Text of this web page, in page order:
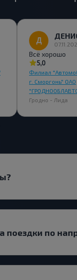
Всё хорошо
5,0
Филиал
г. Сморгонь" ОАО
Гродно - Лида
поездки по